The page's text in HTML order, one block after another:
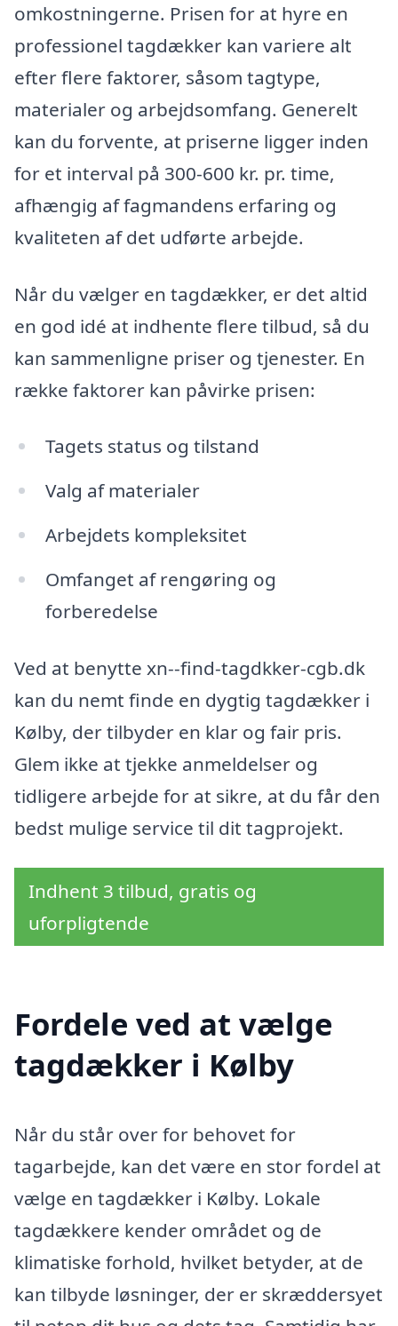
omkostningerne. Prisen for at hyre en
professionel tagdækker kan variere alt
efter flere faktorer, såsom tagtype,
materialer og arbejdsomfang. Generelt
kan du forvente, at priserne ligger inden
for et interval på 300-600 kr. pr. time,
afhængig af fagmandens erfaring og
kvaliteten af det udførte arbejde.
Når du vælger en tagdækker, er det altid
en god idé at indhente flere tilbud, så du
kan sammenligne priser og tjenester. En
række faktorer kan påvirke prisen:
Tagets status og tilstand
Valg af materialer
Arbejdets kompleksitet
Omfanget af rengøring og
forberedelse
Ved at benytte xn--find-tagdkker-cgb.dk
kan du nemt finde en dygtig tagdækker i
Kølby, der tilbyder en klar og fair pris.
Glem ikke at tjekke anmeldelser og
tidligere arbejde for at sikre, at du får den
bedst mulige service til dit tagprojekt.
Indhent 3 tilbud, gratis og
uforpligtende
Fordele ved at vælge
tagdækker i Kølby
Når du står over for behovet for
tagarbejde, kan det være en stor fordel at
vælge en tagdækker i Kølby. Lokale
tagdækkere kender området og de
klimatiske forhold, hvilket betyder, at de
kan tilbyde løsninger, der er skræddersyet